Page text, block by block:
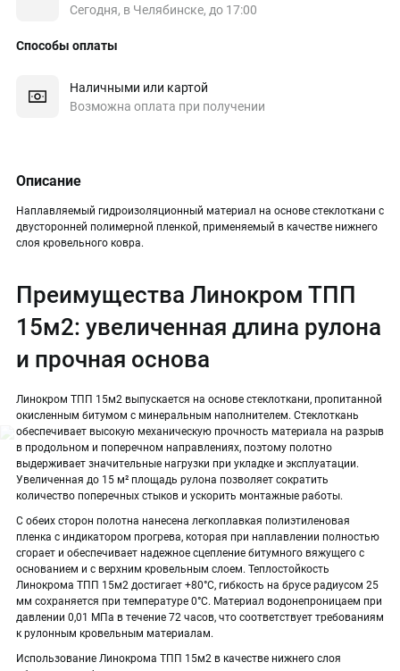
Сегодня, в Челябинске, до 17:00
Способы оплаты
Наличными или картой
Возможна оплата при получении
Описание
Наплавляемый гидроизоляционный материал на основе стеклоткани с
двусторонней полимерной пленкой, применяемый в качестве нижнего
слоя кровельного ковра.
Преимущества Линокром ТПП
15м2: увеличенная длина рулона
и прочная основа
Линокром ТПП 15м2 выпускается на основе стеклоткани, пропитанной
окисленным битумом с минеральным наполнителем. Стеклоткань
обеспечивает высокую механическую прочность материала на разрыв
в продольном и поперечном направлениях, поэтому полотно
выдерживает значительные нагрузки при укладке и эксплуатации.
Увеличенная до 15 м² площадь рулона позволяет сократить
количество поперечных стыков и ускорить монтажные работы.
С обеих сторон полотна нанесена легкоплавкая полиэтиленовая
пленка с индикатором прогрева, которая при наплавлении полностью
сгорает и обеспечивает надежное сцепление битумного вяжущего с
основанием и с верхним кровельным слоем. Теплостойкость
Линокрома ТПП 15м2 достигает +80°С, гибкость на брусе радиусом 25
мм сохраняется при температуре 0°С. Материал водонепроницаем при
давлении 0,01 МПа в течение 72 часов, что соответствует требованиям
к рулонным кровельным материалам.
Использование Линокрома ТПП 15м2 в качестве нижнего слоя